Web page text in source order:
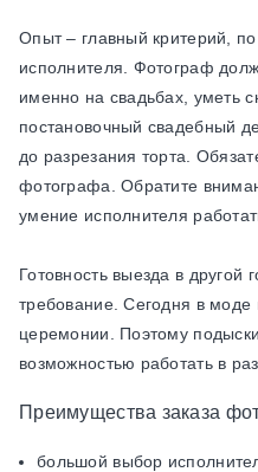
Опыт – главный критерий, по
исполнителя. Фотограф
именно на свадьбах, уметь
постановочный свадебный
до разрезания торта.
фотографа. Обратите
умение исполнителя
Готовность выезда в
требование. Сегодня в
церемонии. Поэтому
возможностью работать в
Преимущества заказа
большой выбор